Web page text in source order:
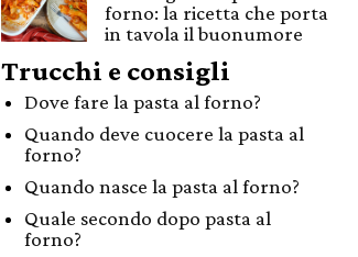
forno: la ricetta che porta
in tavola il buonumore
Trucchi e consigli
Dove fare la pasta al forno?
Quando deve cuocere la pasta al
forno?
Quando nasce la pasta al forno?
Quale secondo dopo pasta al
forno?